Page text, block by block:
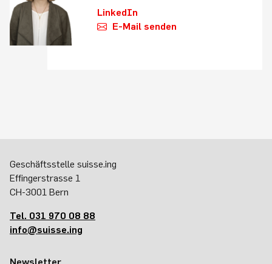
LinkedIn
E-Mail senden
Geschäftsstelle suisse.ing
Effingerstrasse 1
CH-3001 Bern
Tel. 031 970 08 88
info@suisse.ing
Newsletter